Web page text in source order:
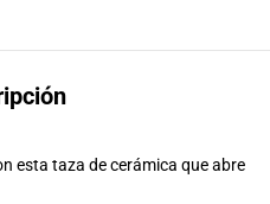
esta taza de cerámica que abre